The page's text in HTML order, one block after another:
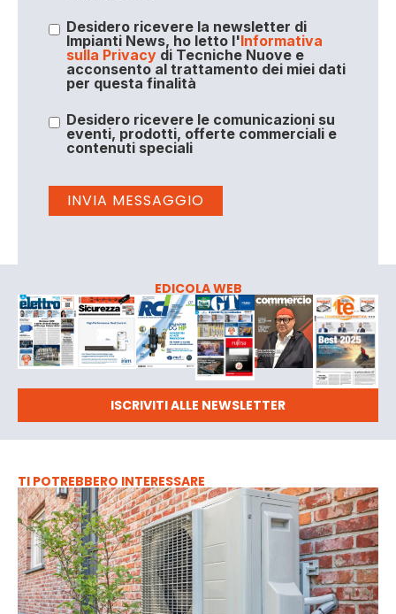
Desidero ricevere la newsletter di
Impianti News, ho letto l'Informativa
sulla Privacydi Tecniche Nuove e
acconsento al trattamento dei miei dati
per questa finalità
Desidero ricevere le comunicazioni su
eventi, prodotti, offerte commerciali e
contenuti speciali
EDICOLA WEB
ISCRIVITI ALLE NEWSLETTER
TI POTREBBERO INTERESSARE